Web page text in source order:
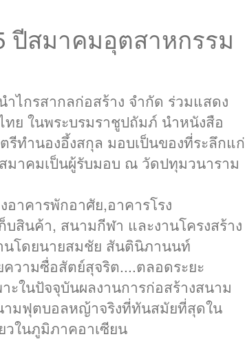
ปีสมาคมอุตสาหกรรม
ไกรสากลก่อสร้าง จำกัด ร่วมแสดง
ย ในพระบรมราชูปถัมภ์ นำหนังสือ
ทำนองอึ้งสกุล มอบเป็นของที่ระลึกแก่
มาคมเป็นผู้รับมอบ ณ วัดปทุมวนาราม
าคารพักอาศัย,อาคารโรง
สินค้า, สนามกีฬา และงานโครงสร้าง
นโดยนายสมชัย สันตินิภานนท์
วามซื่อสัตย์สุจริต....ตลอดระยะ
ะในปัจจุบันผลงานการก่อสร้างสนาม
ามฟุตบอลหญ้าจริงที่ทันสมัยที่สุดใน
วในภูมิภาคอาเซียน